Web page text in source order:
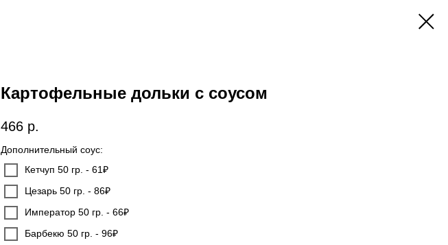
Картофельные дольки с соусом
466 р.
Дополнительный соус:
Кетчуп 50 гр. - 61₽
Цезарь 50 гр. - 86₽
Император 50 гр. - 66₽
Барбекю 50 гр. - 96₽